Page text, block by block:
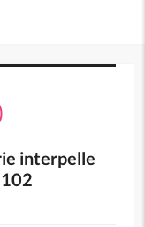
interpelle